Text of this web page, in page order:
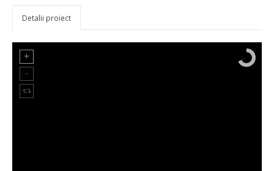
Detalii proiect